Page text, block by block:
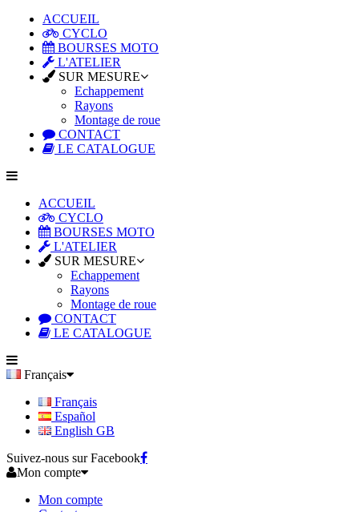
ACCUEIL
CYCLO
BOURSES MOTO
L'ATELIER
SUR MESURE
Echappement
Rayons
Montage de roue
CONTACT
LE CATALOGUE
ACCUEIL
CYCLO
BOURSES MOTO
L'ATELIER
SUR MESURE
Echappement
Rayons
Montage de roue
CONTACT
LE CATALOGUE
Français
Français
Español
English GB
Suivez-nous sur Facebook
Mon compte
Mon compte